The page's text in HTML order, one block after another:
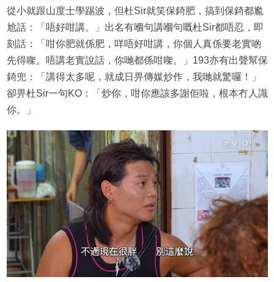
從小就跟山度士學踢波，但杜Sir就笑保錡肥，搞到保錡都尷
尬話：「唔好咁講。」出名有嗰句講嗰句嘅杜Sir都唔忍，即
刻話：「咁你肥就係肥，咩唔好咁講，你個人真係要老實啲
先得㗎。唔講老實說話，你哋都係咁㗎。」193亦有出聲幫保
錡兜：「講得太多呢，就成日畀傳媒炒作，我哋就驚囉！」
卻畀杜Sir一句KO：「炒你，咁你應該多謝佢啦，根本冇人識
你。」